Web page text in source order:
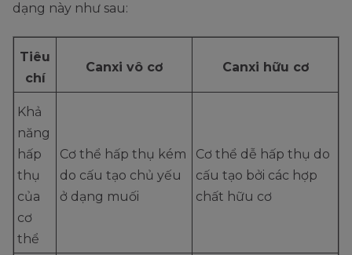
dạng này như sau:
Tiêu
chí
Canxi vô cơ Canxi hữu cơ
Khả
năng
hấp
thụ
của
cơ
thể
Cơ thể hấp thụ kém
do cấu tạo chủ yếu
ở dạng muối
Cơ thể dễ hấp thụ do
cấu tạo bởi các hợp
chất hữu cơ